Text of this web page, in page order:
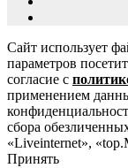
Сайт использует
параметров
согласие с
применением
сбора
«Liveinternet»,
Принять